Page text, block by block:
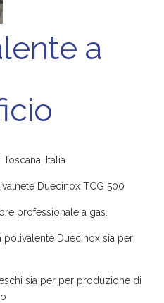
a
Italia
Duecinox TCG 500
professionale a gas.
Duecinox sia per
sia per per produzione di